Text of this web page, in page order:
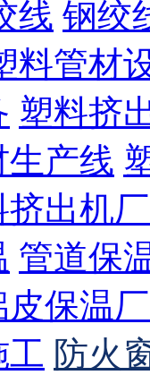
线 钢绞
料管材
塑料挤
生产线
挤出机
管道保
皮保温
工 防火